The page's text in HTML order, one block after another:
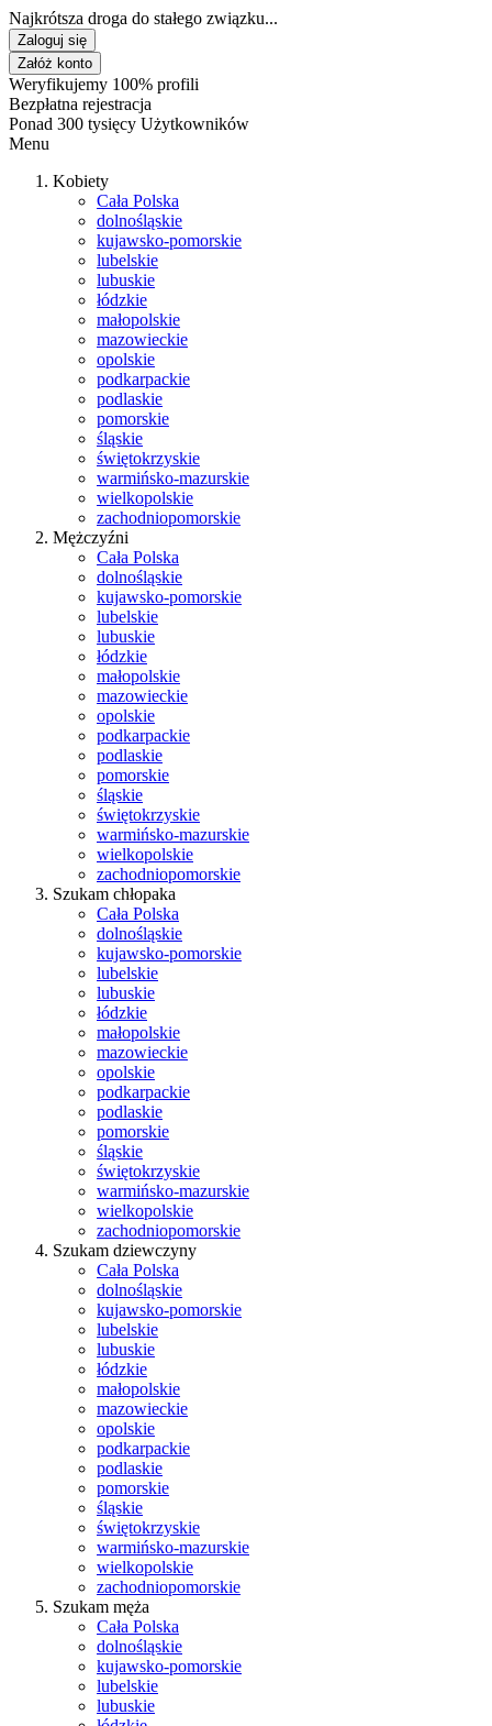
Najkrótsza droga do stałego związku...
Zaloguj się
Załóż konto
Weryfikujemy 100% profili
Bezpłatna rejestracja
Ponad 300 tysięcy Użytkowników
Menu
Kobiety
Cała Polska
dolnośląskie
kujawsko-pomorskie
lubelskie
lubuskie
łódzkie
małopolskie
mazowieckie
opolskie
podkarpackie
podlaskie
pomorskie
śląskie
świętokrzyskie
warmińsko-mazurskie
wielkopolskie
zachodniopomorskie
Mężczyźni
Cała Polska
dolnośląskie
kujawsko-pomorskie
lubelskie
lubuskie
łódzkie
małopolskie
mazowieckie
opolskie
podkarpackie
podlaskie
pomorskie
śląskie
świętokrzyskie
warmińsko-mazurskie
wielkopolskie
zachodniopomorskie
Szukam chłopaka
Cała Polska
dolnośląskie
kujawsko-pomorskie
lubelskie
lubuskie
łódzkie
małopolskie
mazowieckie
opolskie
podkarpackie
podlaskie
pomorskie
śląskie
świętokrzyskie
warmińsko-mazurskie
wielkopolskie
zachodniopomorskie
Szukam dziewczyny
Cała Polska
dolnośląskie
kujawsko-pomorskie
lubelskie
lubuskie
łódzkie
małopolskie
mazowieckie
opolskie
podkarpackie
podlaskie
pomorskie
śląskie
świętokrzyskie
warmińsko-mazurskie
wielkopolskie
zachodniopomorskie
Szukam męża
Cała Polska
dolnośląskie
kujawsko-pomorskie
lubelskie
lubuskie